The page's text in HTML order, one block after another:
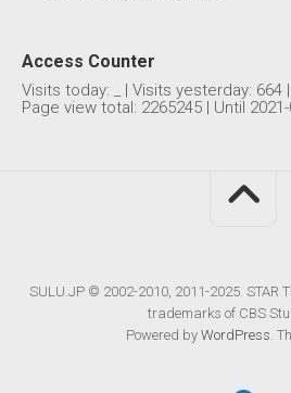
Access Counter
Visits today: | Visits yesterday: 664
Page view total: 2265245 | Until
SULU.JP © 2002-2010, 2011-2025. STAR
trademarks of CBS
Powered by WordPress.